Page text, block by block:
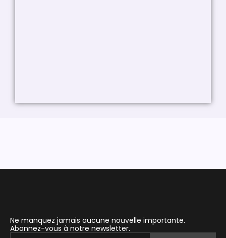
Ne manquez jamais aucune nouvelle importante.
Abonnez-vous à notre newsletter.